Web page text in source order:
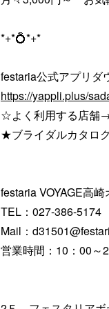
*+*💍*+*
festaria公式アプリ
https://yappli.plus/
☆よく利用する店舗
★ブライダルカタロ
festaria VOYAGE高
TEL：027-386-5174
Mail：
営業時間：10：00～